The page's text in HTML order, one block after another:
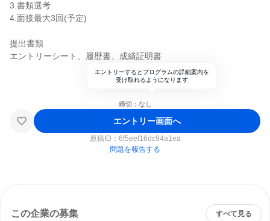
3.書類選考
4.面接最大3回(予定)
提出書類
エントリーシート、履歴書、成績証明書
エントリーするとプログラムの詳細案内を
受け取れるようになります
締切：なし
エントリー画面へ
原稿ID： 6f5eef16dc94a1ea
問題を報告する
この企業の募集 すべて見る